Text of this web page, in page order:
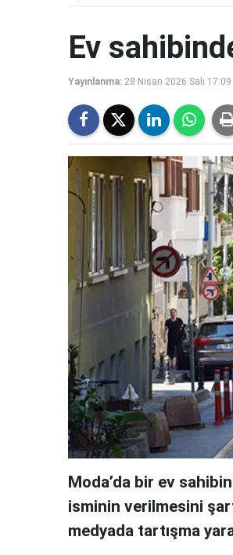
Ev
Yayınlanma: 28 Nisan 2026 Salı 17:09
Moda’da bir ev
isminin verilmesini
medyada tartışma